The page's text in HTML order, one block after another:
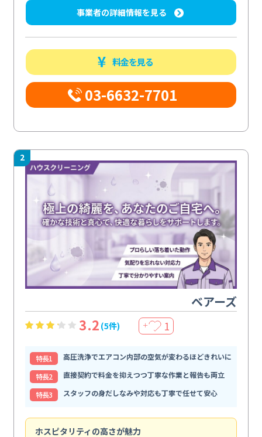
事業者の詳細情報を見る
料金を見る
03-6632-7701
2
ベアーズ
3.2 (5件) ＋ 1
特⻑1
高圧洗浄でエアコン内部の空気が変わるほどきれいに
特⻑2
直接契約で料金を抑えつつ丁寧な作業と報告も両立
特⻑3
スタッフの身だしなみや対応も丁寧で任せて安心
ホスピタリティの高さが魅力